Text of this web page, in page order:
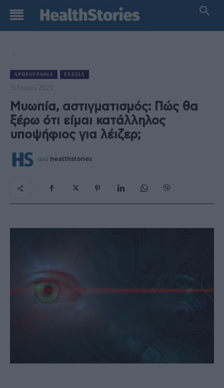
ΑΡΘΡΟΓΡΑΦΊΑ ΕΥΕΞΊΑ
31 Ιουλίου 2025
Μυωπία, αστιγματισμός: Πώς θα
ξέρω ότι είμαι κατάλληλος
υποψήφιος για λέιζερ;
από healthstories